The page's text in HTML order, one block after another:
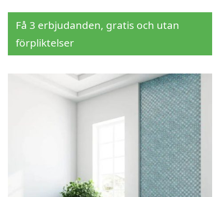
Få 3 erbjudanden, gratis och utan
förpliktelser